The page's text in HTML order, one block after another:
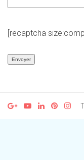
[recaptcha